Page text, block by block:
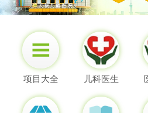
项目大全 儿科医生